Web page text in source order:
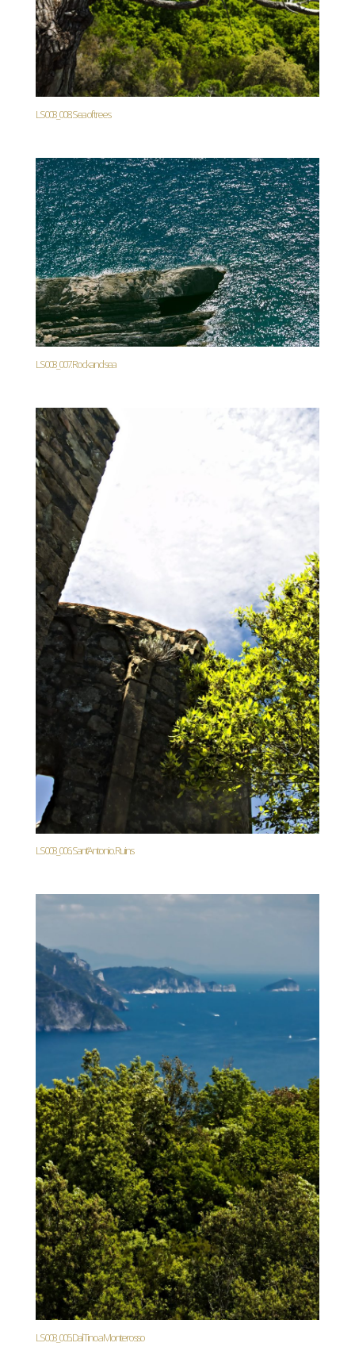
LS003_008. Sea of trees
LS003_007. Rock and sea
LS003_006. Sant’Antonio. Ruins
LS003_005. Dal Tino a Monterosso